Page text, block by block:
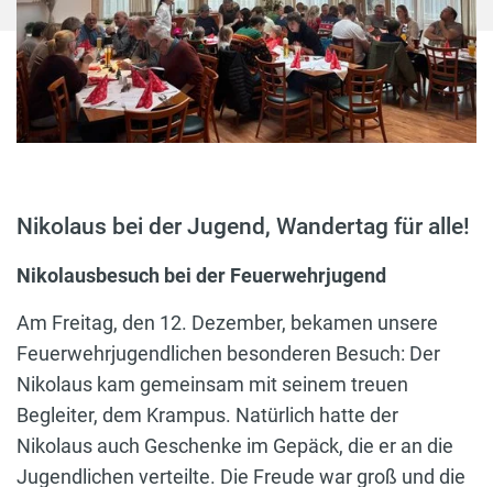
Nikolaus bei der Jugend, Wandertag für alle!
Nikolausbesuch bei der Feuerwehrjugend
Am Freitag, den 12. Dezember, bekamen unsere
Feuerwehrjugendlichen besonderen Besuch: Der
Nikolaus kam gemeinsam mit seinem treuen
Begleiter, dem Krampus. Natürlich hatte der
Nikolaus auch Geschenke im Gepäck, die er an die
Jugendlichen verteilte. Die Freude war groß und die